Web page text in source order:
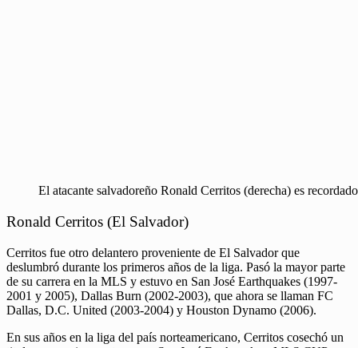
El atacante salvadoreño Ronald Cerritos (derecha) es
Ronald Cerritos (El Salvador)
Cerritos fue otro delantero proveniente de El Salvador que
deslumbró durante los primeros años de la liga. Pasó la mayor parte
de su carrera en la MLS y estuvo en San José Earthquakes (1997-
2001 y 2005), Dallas Burn (2002-2003), que ahora se llaman FC
Dallas, D.C. United (2003-2004) y Houston Dynamo (2006).
En sus años en la liga del país norteamericano, Cerritos cosechó un